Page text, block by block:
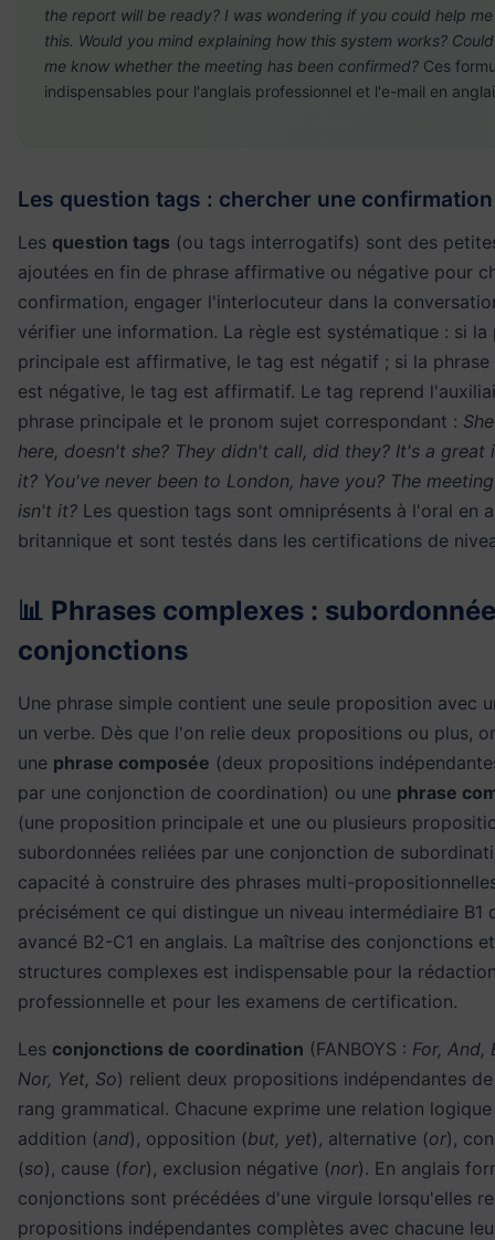
the report will be ready? I was wondering if you could help
this. Would you mind explaining how this system works?
me know whether the meeting has been confirmed? Ces
indispensables pour l'anglais professionnel et l'e-mail en
Les question tags : chercher une confirmation
Les question tags (ou tags interrogatifs) sont des
ajoutées en fin de phrase affirmative ou négative pour
confirmation, engager l'interlocuteur dans la
vérifier une information. La règle est systématique : si la
principale est affirmative, le tag est négatif ; si la
est négative, le tag est affirmatif. Le tag reprend
phrase principale et le pronom sujet correspondant :
here, doesn't she? They didn't call, did they? It's a great
it? You've never been to London, have you? The
isn't it? Les question tags sont omniprésents à l'oral en
britannique et sont testés dans les certifications de
📊 Phrases complexes :
conjonctions
Une phrase simple contient une seule proposition avec
un verbe. Dès que l'on relie deux propositions ou plus,
une phrase composée (deux propositions
par une conjonction de coordination) ou une phrase
(une proposition principale et une ou plusieurs
subordonnées reliées par une conjonction de
capacité à construire des phrases multi-
précisément ce qui distingue un niveau intermédiaire B1
avancé B2-C1 en anglais. La maîtrise des conjonctions
structures complexes est indispensable pour la
professionnelle et pour les examens de certification.
Les conjonctions de coordination (FANBOYS : For, And,
Nor, Yet, So) relient deux propositions indépendantes
rang grammatical. Chacune exprime une relation
addition (and), opposition (but, yet), alternative (or),
(so), cause (for), exclusion négative (nor). En anglais
conjonctions sont précédées d'une virgule lorsqu'elles
propositions indépendantes complètes avec chacune